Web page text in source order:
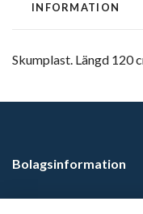
INFORMATION
Skumplast. Längd 120
Bolagsinformation